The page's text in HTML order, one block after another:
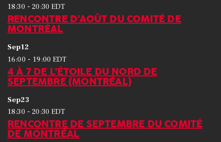
18:30 -20:30 EDT
RENCONTRE D’AOÛT DU COMITÉ DE
MONTRÉAL
Sep12
16:00 - 19:00 EDT
4 À 7 DE L’ÉTOILE DU NORD DE
SEPTEMBRE (MONTRÉAL)
Sep23
18:30 -20:30 EDT
RENCONTRE DE SEPTEMBRE DU COMITÉ
DE MONTRÉAL